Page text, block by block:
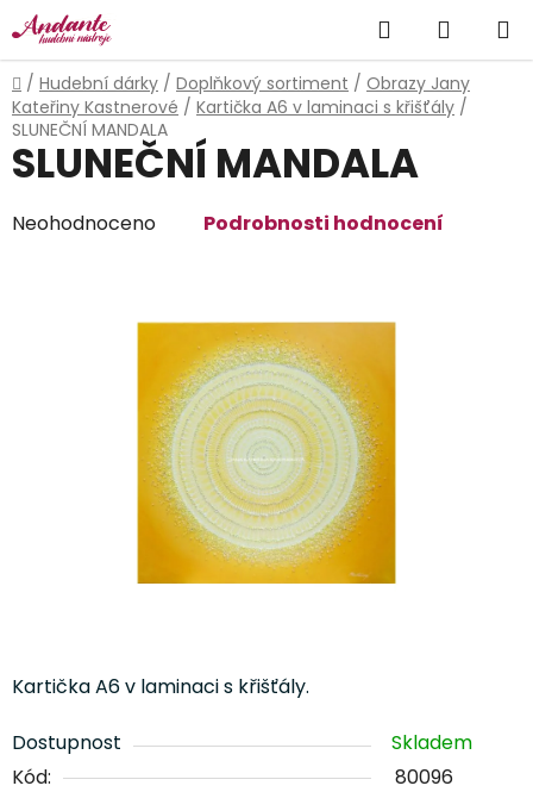
Přejít
na
obsah
Hledat
KOŠÍK
Domů
/ Hudební dárky / Doplňkový sortiment / Obrazy Jany
Kateřiny Kastnerové / Kartička A6 v laminaci s křišťály /
SLUNEČNÍ MANDALA
Kartička A6 v laminaci s křišťály.
Dostupnost
Skladem
Kód:
80096
SLUNEČNÍ MANDALA
Průměrné
Neohodnoceno Podrobnosti hodnocení